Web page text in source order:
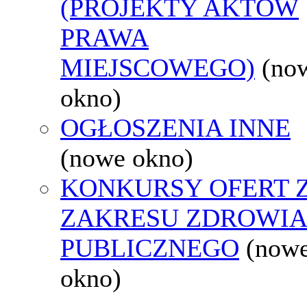
(PROJEKTY AKTÓW
PRAWA
MIEJSCOWEGO)
okno)
OGŁOSZENIA INNE
(nowe okno)
KONKURSY OFERT
ZAKRESU ZDROWIA
PUBLICZNEGO
okno)